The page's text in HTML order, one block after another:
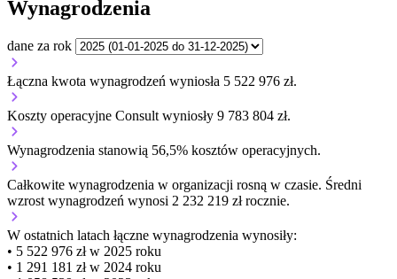
Wynagrodzenia
dane za rok
Łączna kwota wynagrodzeń wyniosła 5 522 976 zł.
Koszty operacyjne Consult wyniosły 9 783 804 zł.
Wynagrodzenia stanowią 56,5% kosztów operacyjnych.
Całkowite wynagrodzenia w organizacji rosną w czasie. Średni
wzrost wynagrodzeń wynosi 2 232 219 zł rocznie.
W ostatnich latach łączne wynagrodzenia wynosiły:
• 5 522 976 zł w 2025 roku
• 1 291 181 zł w 2024 roku